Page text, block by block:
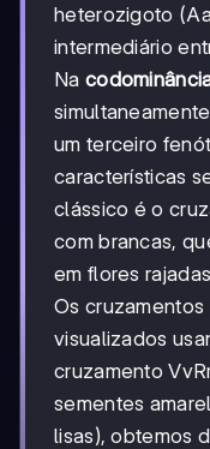
heterozigoto
intermediário
Na
um terceiro
características
clássico é o
com brancas,
em flores
Os
visualizados
cruzamento
sementes
lisas), obtemos